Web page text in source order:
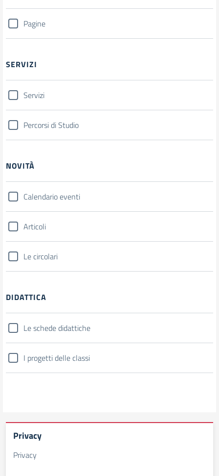
Pagine
SERVIZI
Servizi
Percorsi di Studio
NOVITÀ
Calendario eventi
Articoli
Le circolari
DIDATTICA
Le schede didattiche
I progetti delle classi
Privacy
Privacy